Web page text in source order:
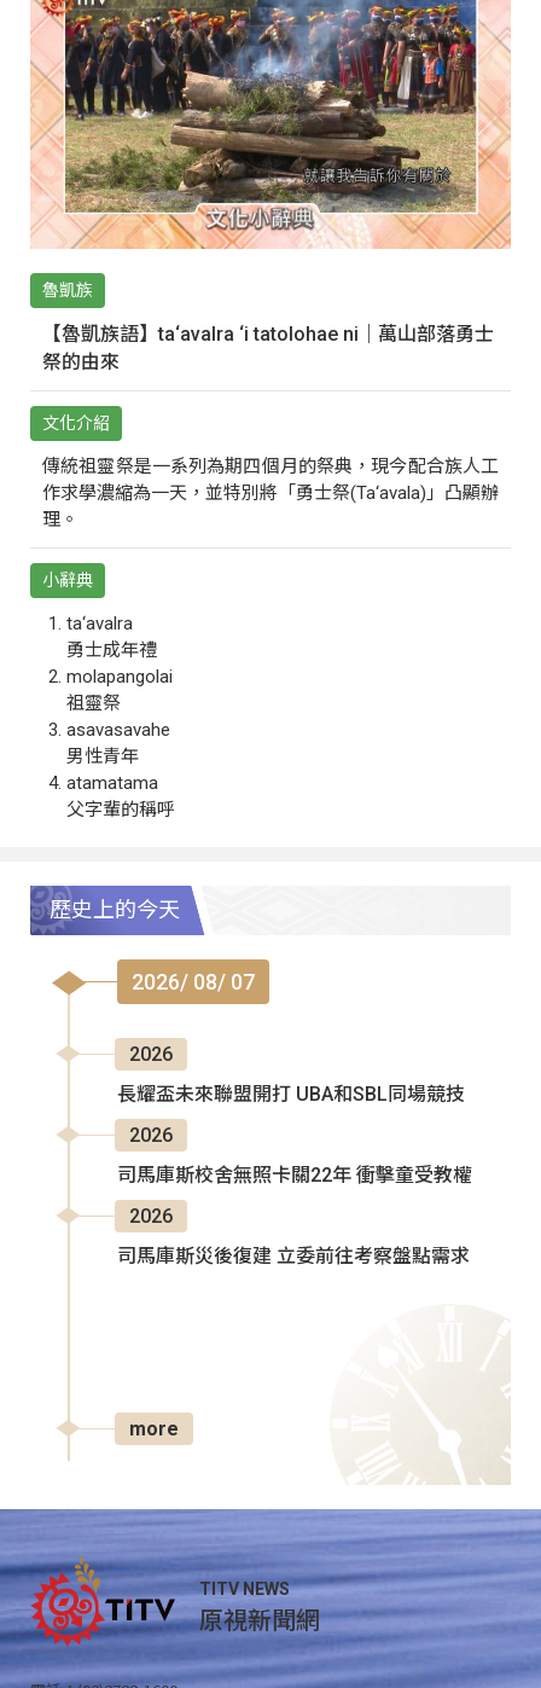
魯凱族
【魯凱族語】ta‘avalra ‘i tatolohae ni｜萬山部落勇士
祭的由來
文化介紹
傳統祖靈祭是一系列為期四個月的祭典，現今配合族人工
作求學濃縮為一天，並特別將「勇士祭(Ta‘avala)」凸顯辦
理。
小辭典
ta‘avalra
勇士成年禮
molapangolai
祖靈祭
asavasavahe
男性青年
atamatama
父字輩的稱呼
歷史上的今天
2026/ 08/ 07
2026
長耀盃未來聯盟開打 UBA和SBL同場競技
2026
司馬庫斯校舍無照卡關22年 衝擊童受教權
2026
司馬庫斯災後復建 立委前往考察盤點需求
more
TITV NEWS
原視新聞網